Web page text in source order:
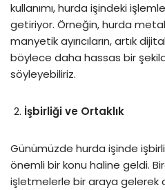
kullanımı, hurda işindeki
getiriyor. Örneğin, hurda metal
manyetik ayırıcıların, artık
böylece daha hassas bir
söyleyebiliriz.
İşbirliği ve Ortaklık
Günümüzde hurda işinde
önemli bir konu haline geldi.
işletmelerle bir araya gelerek